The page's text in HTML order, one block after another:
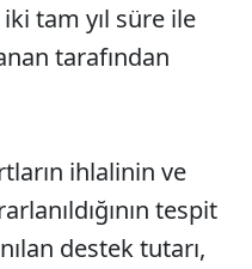
tam yıl süre ile
tarafından
ihlalinin ve
tespit
destek tutarı,